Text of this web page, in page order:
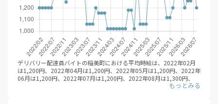
デリバリー配達員バイトの稲美町における平均時給は、2022年02月
は1,200円、2022年04月は1,200円、2022年05月は1,200円、2022年
06月は1,200円、2022年07月は1,200円、2022年08月は1,300円、
2022年09月は1,300円、2022年10月は1,300円、2022年11月は